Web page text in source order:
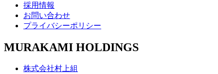
採用情報
お問い合わせ
プライバシーポリシー
MURAKAMI HOLDINGS
株式会社村上組